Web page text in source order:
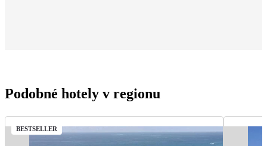
Podobné hotely v regionu
BESTSELLER